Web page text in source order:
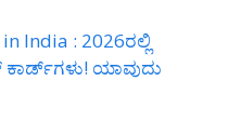
India : 2026ರಲ್ಲಿ
ಯಾವುದು